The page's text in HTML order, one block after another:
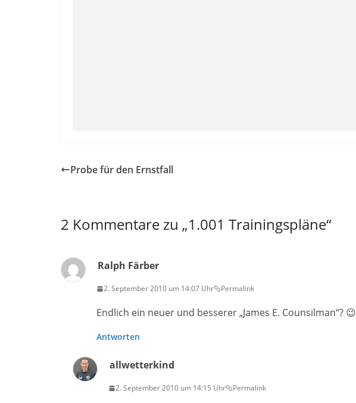
Probe für den Ernstfall
2 Kommentare zu „1.001 Trainingspläne“
Ralph Färber
2. September 2010 um 14:07 Uhr Permalink
Endlich ein neuer und besserer „James E. Counsilman“? 😉
Antworten
allwetterkind
2. September 2010 um 14:15 Uhr Permalink